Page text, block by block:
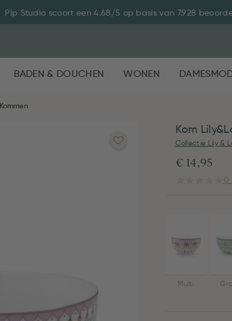
Pip Studio scoort een 4.68/5 op basis van 7.928
BADEN & DOUCHEN WONEN
Kommen
Kom
Collectie Lily &
€ 14,95
0
Multi